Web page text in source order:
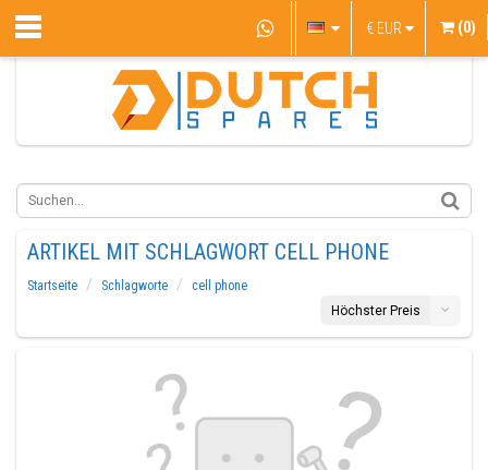
€ EUR (0)
ARTIKEL MIT SCHLAGWORT CELL PHONE
Startseite Schlagworte
cell phone
Höchster Preis